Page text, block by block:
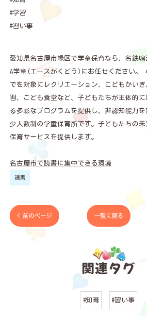
#学習
#習い事
愛知県名古屋市緑区で学童保育なら、名鉄鳴
A学童(エースがくどう)にお任せください。
でを対象にレクリエーション、こどもかい
習、こども食堂など、子どもたちが主体的
る多彩なプログラムを提供し、非認知能力
少人数制の学童保育所です。子どもたちの
保育サービスを提供します。
名古屋市で読書に集中できる環境
読書
< 前のページ 一覧に戻る
関連タグ
#知育 #習い事